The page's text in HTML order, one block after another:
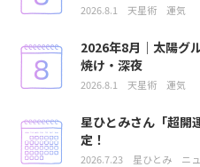
2026.8.1 天星術 運気
2026年8月｜太陽グ
焼け・深夜
2026.8.1 天星術 運気
星ひとみさん「超開
定！
2026.7.23 星ひとみ ニ